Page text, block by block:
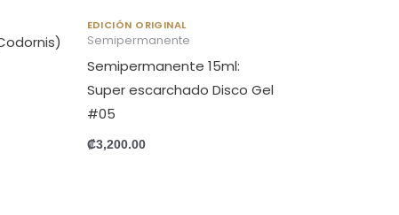
EDICIÓN ORIGINAL
Semipermanente
Semipermanente 15ml:
Super escarchado Disco Gel
#05
₡3,200.00